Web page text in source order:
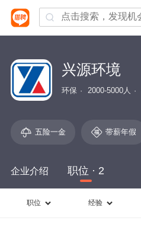
兴源环境
环保 2000-5000人
五险一金 带薪年假
企业介绍 职位 · 2
职位 经验